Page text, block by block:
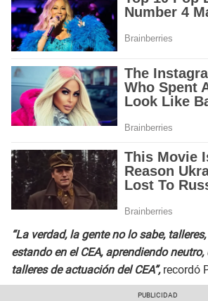
“La verdad, la gente no lo sabe,
estando en el CEA, aprendiendo
talleres de actuación del CEA”,recordó